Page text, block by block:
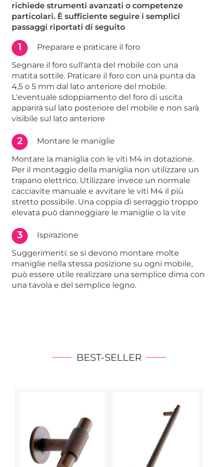
richiede strumenti avanzati o competenze
particolari. È sufficiente seguire i semplici
passaggi riportati di seguito
1
Preparare e praticare il foro
Segnare il foro sull'anta del mobile con una
matita sottile. Praticare il foro con una punta da
4,5 o 5 mm dal lato anteriore del mobile.
L'eventuale sdoppiamento del foro di uscita
apparirà sul lato posteriore del mobile e non sarà
visibile sul lato anteriore
2
Montare le maniglie
Montare la maniglia con le viti M4 in dotazione.
Per il montaggio della maniglia non utilizzare un
trapano elettrico. Utilizzare invece un normale
cacciavite manuale e avvitare le viti M4 il più
stretto possibile. Una coppia di serraggio troppo
elevata può danneggiare le maniglie o la vite
3
Ispirazione
Suggerimenti: se si devono montare molte
maniglie nella stessa posizione su ogni mobile,
può essere utile realizzare una semplice dima con
una tavola e del semplice legno.
BEST-SELLER